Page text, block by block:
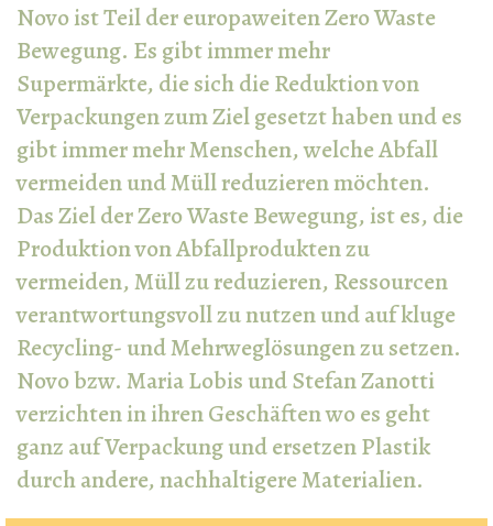
Novo ist Teil der europaweiten Zero Waste
Bewegung. Es gibt immer mehr
Supermärkte, die sich die Reduktion von
Verpackungen zum Ziel gesetzt haben und es
gibt immer mehr Menschen, welche Abfall
vermeiden und Müll reduzieren möchten.
Das Ziel der Zero Waste Bewegung, ist es, die
Produktion von Abfallprodukten zu
vermeiden, Müll zu reduzieren, Ressourcen
verantwortungsvoll zu nutzen und auf kluge
Recycling- und Mehrweglösungen zu setzen.
Novo bzw. Maria Lobis und Stefan Zanotti
verzichten in ihren Geschäften wo es geht
ganz auf Verpackung und ersetzen Plastik
durch andere, nachhaltigere Materialien.